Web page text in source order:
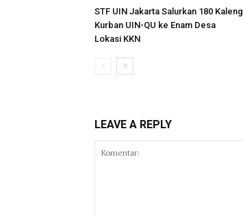
STF UIN Jakarta Salurkan 180 Kaleng
Kurban UIN-QU ke Enam Desa
Lokasi KKN
LEAVE A REPLY